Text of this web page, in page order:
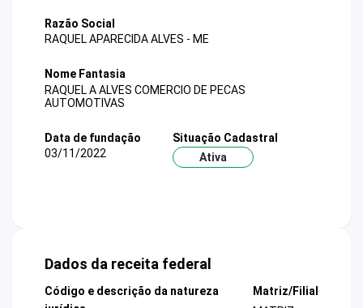
Razão Social
RAQUEL APARECIDA ALVES - ME
Nome Fantasia
RAQUEL A ALVES COMERCIO DE PECAS
AUTOMOTIVAS
Data de fundação
03/11/2022
Situação Cadastral
Ativa
Dados da receita federal
Código e descrição da natureza
Matriz/Filial